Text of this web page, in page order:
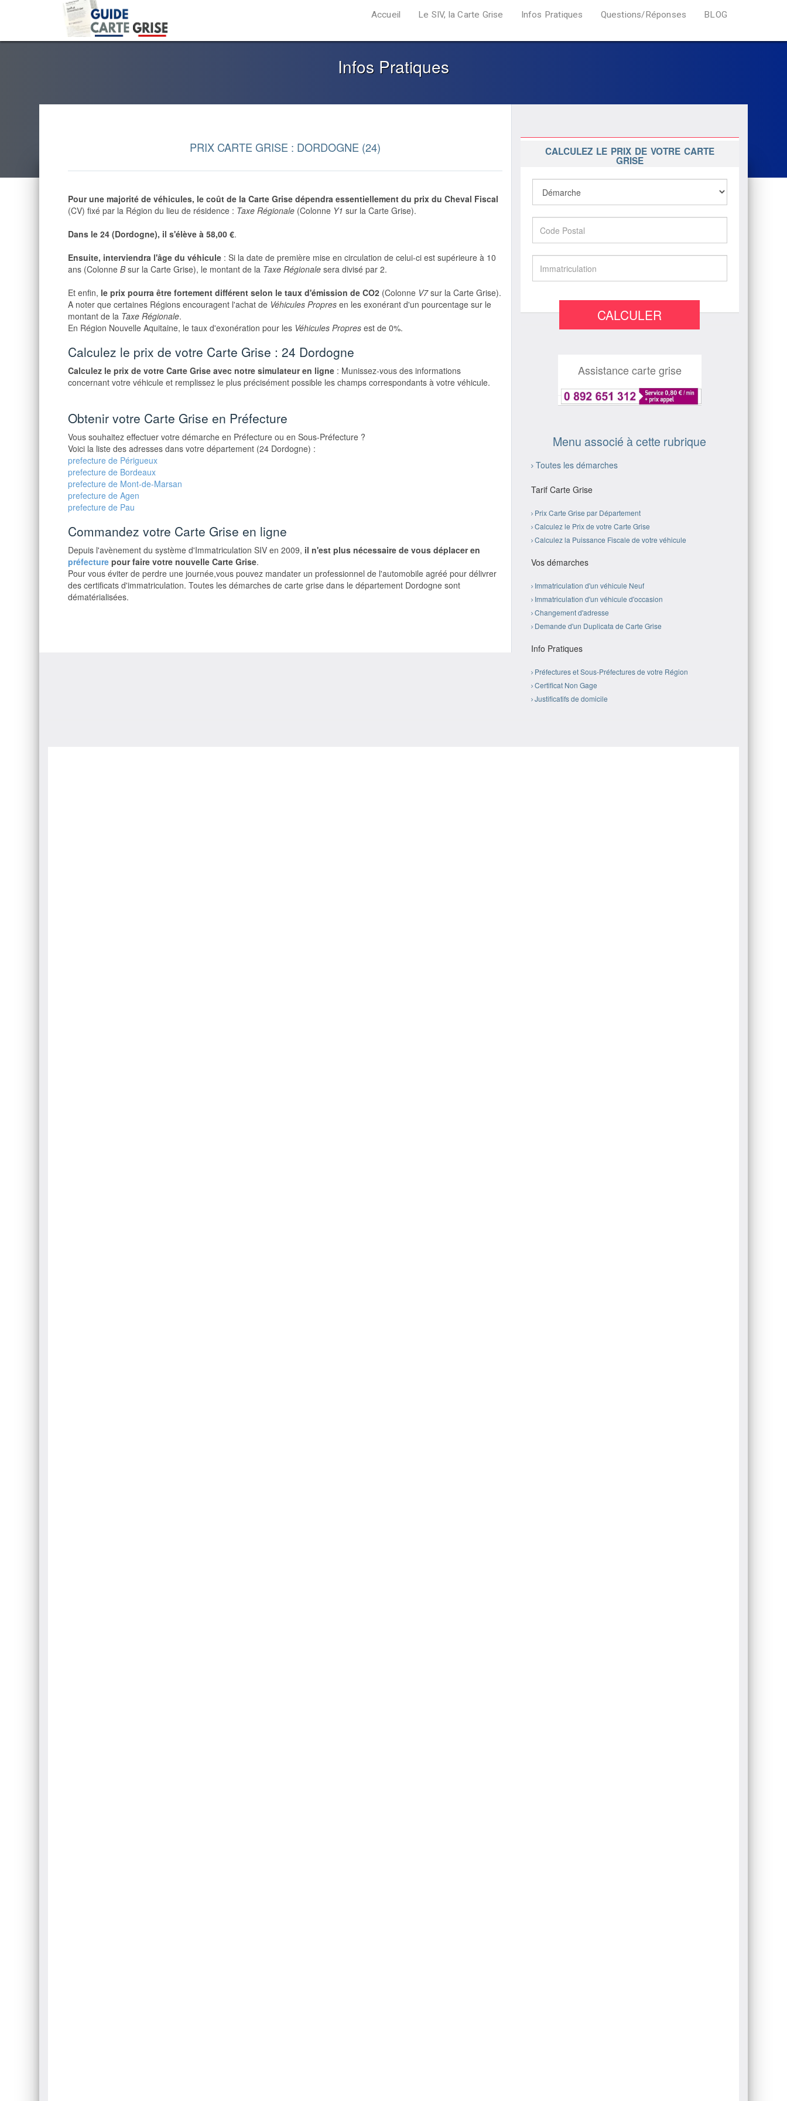
Accueil Le SIV, la Carte Grise Infos Pratiques Questions/Réponses BLOG
Infos Pratiques
PRIX CARTE GRISE : DORDOGNE (24)
Pour une majorité de véhicules, le coût de la Carte Grise dépendra essentiellement du prix du Cheval Fiscal
(CV) fixé par la Région du lieu de résidence : Taxe Régionale(Colonne Y1 sur la Carte Grise).
Dans le 24 (Dordogne), il s'élève à 58,00 €.
Ensuite, interviendra l'âge du véhicule: Si la date de première mise en circulation de celui-ci est supérieure à 10
ans (Colonne Bsur la Carte Grise), le montant de la Taxe Régionalesera divisé par 2.
Et enfin, le prix pourra être fortement différent selon le taux d'émission de CO2(Colonne V7sur la Carte Grise).
A noter que certaines Régions encouragent l'achat de Véhicules Propresen les exonérant d'un pourcentage sur le
montant de la Taxe Régionale.
En Région Nouvelle Aquitaine, le taux d'exonération pour les Véhicules Propresest de 0%.
Calculez le prix de votre Carte Grise : 24 Dordogne
Calculez le prix de votre Carte Grise avec notre simulateur en ligne: Munissez-vous des informations
concernant votre véhicule et remplissez le plus précisément possible les champs correspondants à votre véhicule.
Obtenir votre Carte Grise en Préfecture
Vous souhaitez effectuer votre démarche en Préfecture ou en Sous-Préfecture ?
Voici la liste des adresses dans votre département (24 Dordogne) :
prefecture de Périgueux
prefecture de Bordeaux
prefecture de Mont-de-Marsan
prefecture de Agen
prefecture de Pau
Commandez votre Carte Grise en ligne
Depuis l'avènement du système d'Immatriculation SIV en 2009, il n'est plus nécessaire de vous déplacer en
préfecturepour faire votre nouvelle Carte Grise.
Pour vous éviter de perdre une journée,vous pouvez mandater un professionnel de l'automobile agréé pour délivrer
des certificats d'immatriculation. Toutes les démarches de carte grise dans le département Dordogne sont
dématérialisées.
CALCULEZ LE PRIX DE VOTRE CARTE
GRISE
CALCULER
Assistance carte grise
Menu associé à cette rubrique
Toutes les démarches
Tarif Carte Grise
Prix Carte Grise par Département
Calculez le Prix de votre Carte Grise
Calculez la Puissance Fiscale de votre véhicule
Vos démarches
Immatriculation d'un véhicule Neuf
Immatriculation d'un véhicule d'occasion
Changement d'adresse
Demande d'un Duplicata de Carte Grise
Info Pratiques
Préfectures et Sous-Préfectures de votre Région
Certificat Non Gage
Justificatifs de domicile